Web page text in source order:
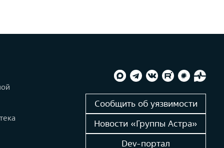
Сообщить об уязвимости
Новости «Группы Астра»
Dev-портал